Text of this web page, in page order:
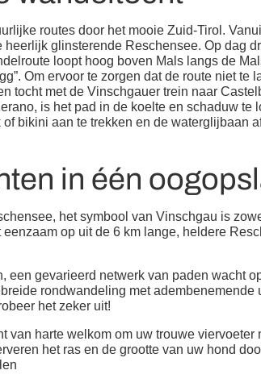
routes door het mooie Zuid-Tirol.
glinsterende Reschensee. Op dag
loopt hoog boven Mals langs de
Om ervoor te zorgen dat de route niet te
tocht met de Vinschgauer trein naar
is het pad in de koelte en schaduw te
bikini aan te trekken en de waterglijbaan
in één
het symbool van Vinschgau is
op uit de 6 km lange, heldere
een gevarieerd netwerk van paden wacht
rondwandeling met adembenemende
het zeker uit!
van harte welkom om uw trouwe viervoeter
het ras en de grootte van uw hond